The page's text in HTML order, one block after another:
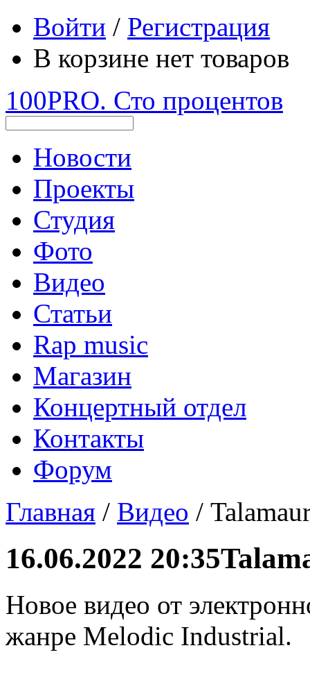
Войти / Регистрация
В корзине нет товаров
100PRO. Сто процентов
Новости
Проекты
Студия
Фото
Видео
Статьи
Rap music
Магазин
Концертный отдел
Контакты
Форум
Главная / Видео /
16.06.2022 20:35
Новое видео от
жанре Melodic Industrial.